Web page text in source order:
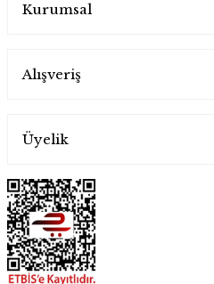
Handygoo El İşlemesi Bakır Sahan
Handygoo
Kurumsal
Alışveriş
Üyelik